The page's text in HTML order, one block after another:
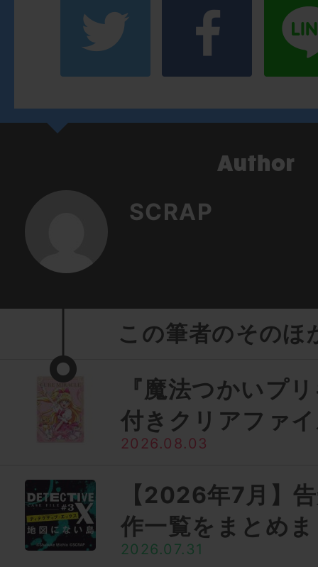
SCRAP
この筆者のそのほ
『魔法つかいプ
付きクリアファ
2026.08.03
【2026年7月】
作一覧をまとめ
2026.07.31